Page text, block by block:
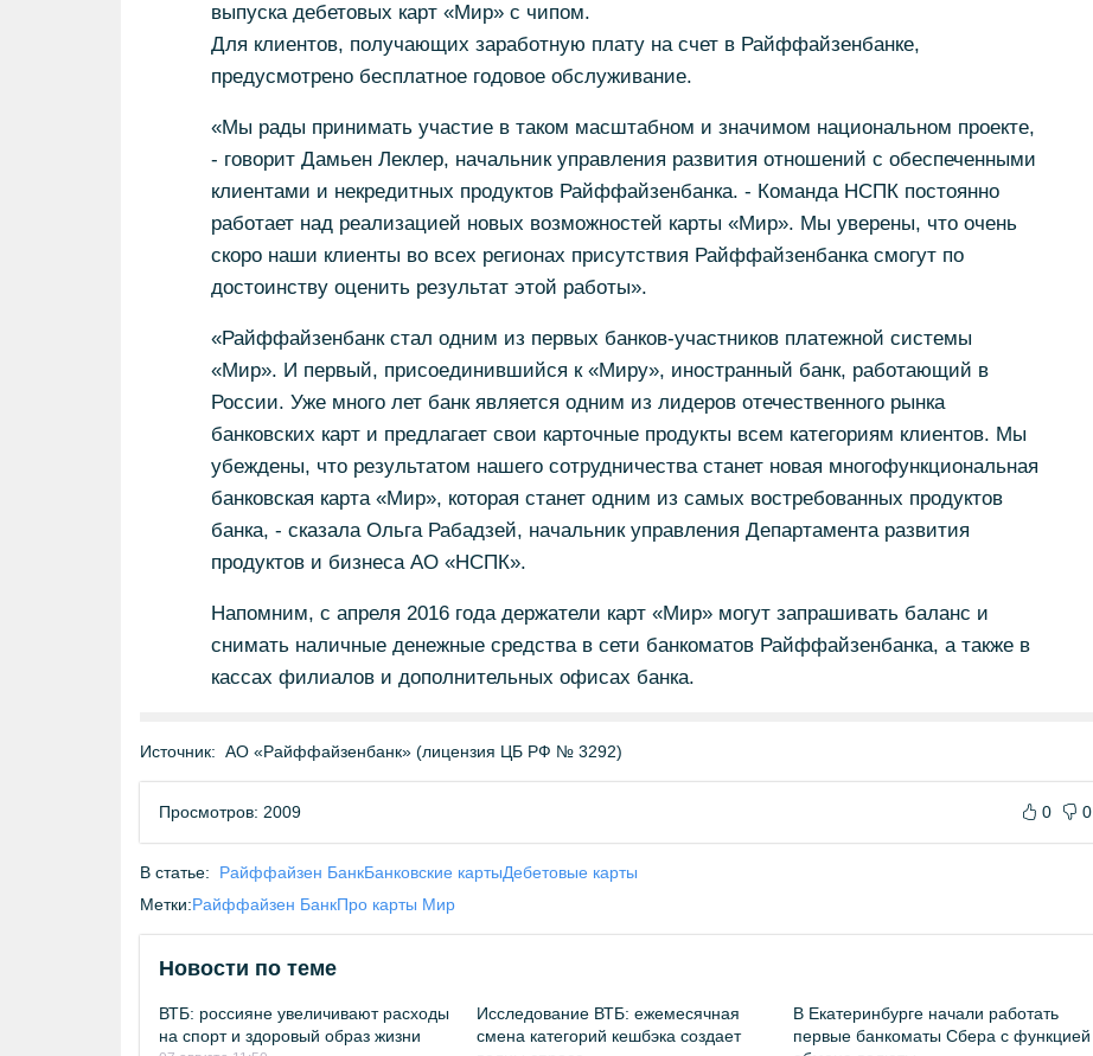
выпуска дебетовых карт «Мир» с чипом.
Для клиентов, получающих заработную плату на счет в Райффайзенбанке,
предусмотрено бесплатное годовое обслуживание.
«Мы рады принимать участие в таком масштабном и значимом национальном проекте,
- говорит Дамьен Леклер, начальник управления развития отношений с обеспеченными
клиентами и некредитных продуктов Райффайзенбанка. - Команда НСПК постоянно
работает над реализацией новых возможностей карты «Мир». Мы уверены, что очень
скоро наши клиенты во всех регионах присутствия Райффайзенбанка смогут по
достоинству оценить результат этой работы».
«Райффайзенбанк стал одним из первых банков-участников платежной системы
«Мир». И первый, присоединившийся к «Миру», иностранный банк, работающий в
России. Уже много лет банк является одним из лидеров отечественного рынка
банковских карт и предлагает свои карточные продукты всем категориям клиентов. Мы
убеждены, что результатом нашего сотрудничества станет новая многофункциональная
банковская карта «Мир», которая станет одним из самых востребованных продуктов
банка, - сказала Ольга Рабадзей, начальник управления Департамента развития
продуктов и бизнеса АО «НСПК».
Напомним, с апреля 2016 года держатели карт «Мир» могут запрашивать баланс и
снимать наличные денежные средства в сети банкоматов Райффайзенбанка, а также в
кассах филиалов и дополнительных офисах банка.
Источник: АО «Райффайзенбанк» (лицензия ЦБ РФ № 3292)
Просмотров: 2009 0 0
В статье: Райффайзен БанкБанковские картыДебетовые карты
Метки:Райффайзен БанкПро карты Мир
Новости по теме
ВТБ: россияне увеличивают расходы
на спорт и здоровый образ жизни
Исследование ВТБ: ежемесячная
смена категорий кешбэка создает
В Екатеринбурге начали работать
первые банкоматы Сбера с функцией